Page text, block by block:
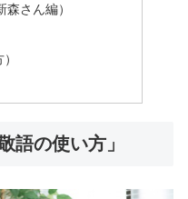
さん編）
語の使い方」